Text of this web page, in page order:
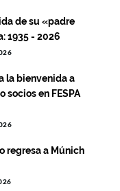
de su «padre
1935 - 2026
la bienvenida a
socios en FESPA
regresa a Múnich